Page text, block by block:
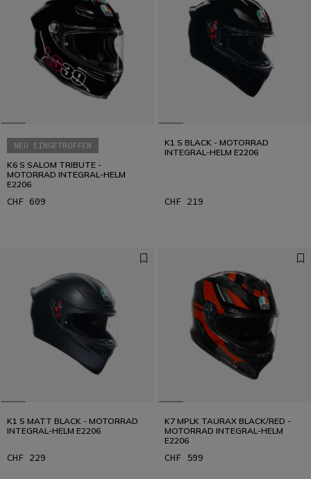
NEU EINGETROFFEN
K6 S SALOM TRIBUTE -
MOTORRAD INTEGRAL-HELM
E2206
CHF 609
K1 S BLACK - MOTORRAD
INTEGRAL-HELM E2206
CHF 219
K1 S MATT BLACK - MOTORRAD
INTEGRAL-HELM E2206
CHF 229
K7 MPLK TAURAX BLACK/RED -
MOTORRAD INTEGRAL-HELM
E2206
CHF 599